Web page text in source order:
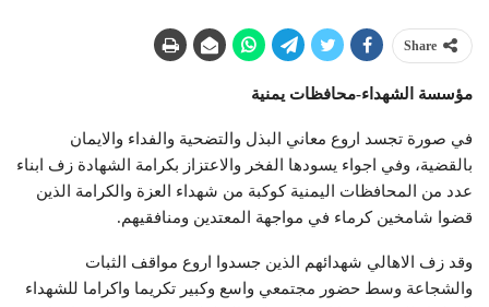
Share
مؤسسة الشهداء-محافظات يمنية
في صورة تجسد اروع معاني البذل والتضحية والفداء والايمان
بالقضية، وفي اجواء يسودها الفخر والاعتزاز بكرامة الشهادة زف ابناء
عدد من المحافظات اليمنية كوكبة من شهداء العزة والكرامة الذين
قضوا شامخين كرماء في مواجهة المعتدين ومنافقيهم.
وقد زف الاهالي شهدائهم الذين جسدوا اروع مواقف الثبات
والشجاعة وسط حضور مجتمعي واسع وكبير تكريما واكراما للشهداء